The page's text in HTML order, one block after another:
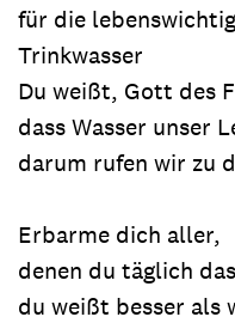
für die
Trinkwasser
Du weißt, Gott des
dass Wasser unser
darum rufen wir zu
Erbarme dich aller,
denen du täglich
du weißt besser als